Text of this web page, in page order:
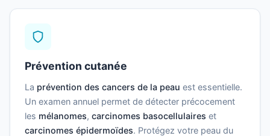
Prévention cutanée
La prévention des cancers de la peau est essentielle.
Un examen annuel permet de détecter précocement
les mélanomes, carcinomes basocellulaires et
carcinomes épidermoïdes. Protégez votre peau du